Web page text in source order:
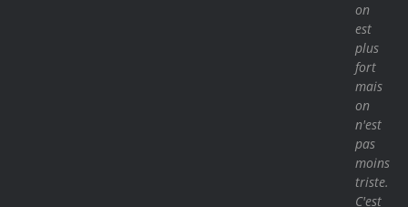
on
est
plus
fort
mais
on
n'est
pas
moins
triste.
C'est